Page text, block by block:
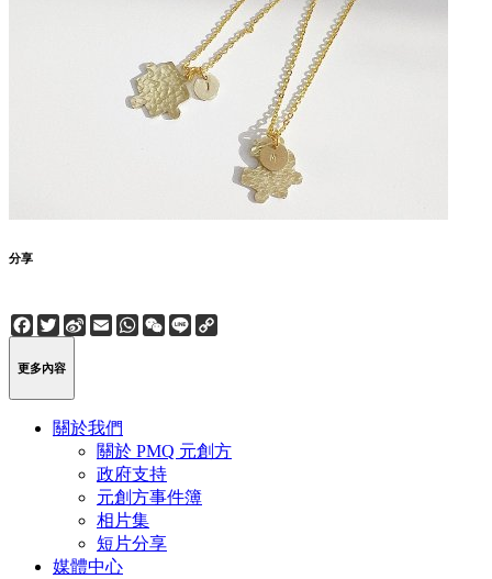
分享
Facebook
Twitter
Sina
Weibo
EmailWhatsApp
WeChat
Line
更多內容
關於我們
關於 PMQ 元創方
政府支持
元創方事件簿
相片集
短片分享
媒體中心